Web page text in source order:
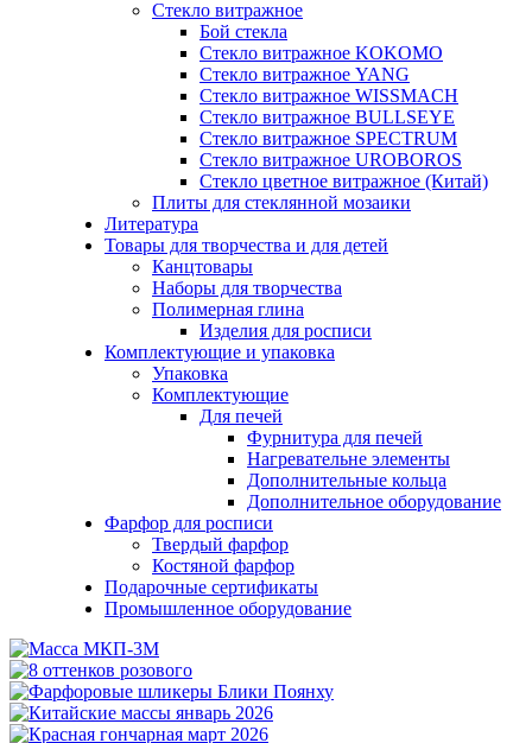
Стекло витражное
Бой стекла
Стекло витражное KOKOMO
Стекло витражное YANG
Стекло витражное WISSMACH
Стекло витражное BULLSEYE
Стекло витражное SPECTRUM
Стекло витражное UROBOROS
Стекло цветное витражное (Китай)
Плиты для стеклянной мозаики
Литература
Товары для творчества и для детей
Канцтовары
Наборы для творчества
Полимерная глина
Изделия для росписи
Комплектующие и упаковка
Упаковка
Комплектующие
Для печей
Фурнитура для печей
Нагревательне элементы
Дополнительные кольца
Дополнительное оборудование
Фарфор для росписи
Твердый фарфор
Костяной фарфор
Подарочные сертификаты
Промышленное оборудование